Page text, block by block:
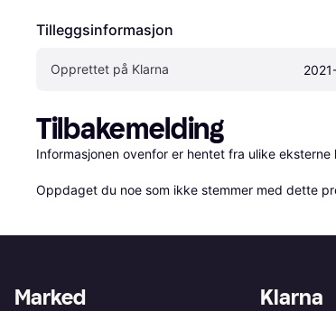
Tilleggsinformasjon
Opprettet på Klarna
Tilbakemelding
Informasjonen ovenfor er hentet fra ulike
Oppdaget du noe som ikke stemmer med dette
Klarna
Marked